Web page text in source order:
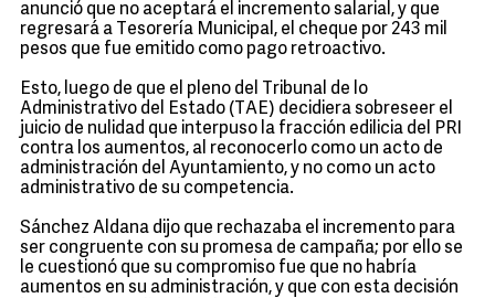
anunció que no aceptará el incremento salarial, y que
regresará a Tesorería Municipal, el cheque por 243 mil
pesos que fue emitido como pago retroactivo.
Esto, luego de que el pleno del Tribunal de lo
Administrativo del Estado (TAE) decidiera sobreseer el
juicio de nulidad que interpuso la fracción edilicia del PRI
contra los aumentos, al reconocerlo como un acto de
administración del Ayuntamiento, y no como un acto
administrativo de su competencia.
Sánchez Aldana dijo que rechazaba el incremento para
ser congruente con su promesa de campaña; por ello se
le cuestionó que su compromiso fue que no habría
aumentos en su administración, y que con esta decisión